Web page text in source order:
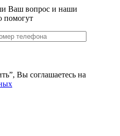
Ваш вопрос и наши
помогут
Вы соглашаетесь на